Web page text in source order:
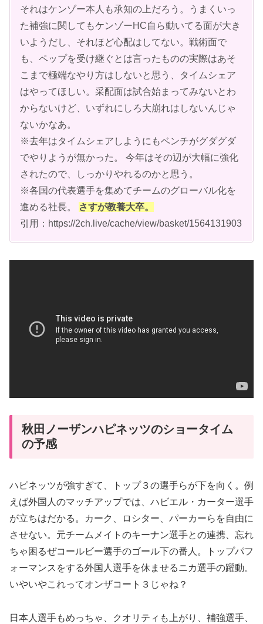
それはケンゾー本人も承知の上だろう。うまくいっ
た補強に関してもケンゾーHC自ら動いてる面が大き
いようだし、それほど心配はしてない。戦術面で
も、ペップを受け継ぐとは言ったものの実際はあそ
こまで極端なやり方はしないと思う、タイムシェア
はやってほしい。采配面は試合始まってみないとわ
からないけど、いずれにしろ大崩れはしないんじゃ
ないかなあ。
※去年はタイムシェアしようにもベンチがグダグダ
でやりようが無かった。 今年はその辺が大幅に強化
されたので、しっかりやれるのかと思う。
※各国の代表選手を集めてチームのグローバル化を
進める社長。
さすが教養大卒。
引用：https://2ch.live/cache/view/basket/1564131903
秋田ノーザンハピネッツのショータイム
の予感
ハピネッツが強すぎて、トップ３の選手らが下を向く。例
えば外国人のマッチアップでは、ハビエル・カーター選手
が立ちはだかる。カーク、ロシター、パーカーらを自由に
させない。元チームメイトのキーナン選手との連携、忘れ
ちゃ困るぜコールビー選手のゴール下の番人。トップパフ
ォーマンスをする外国人選手を休ませるニカ選手の躍動。
いやいやこれってオンザコート３じゃね？
日本人選手もめっちゃ、クオリティも上がり、補強選手、